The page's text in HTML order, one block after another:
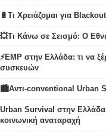
🔋Τι Χρειάζομαι για
💥Τι Κάνω σε Σεισμό: Ο
⚡EMP στην Ελλάδα: τι να
συσκευών
🏙️Αντι-conventional Urban
Urban Survival στην
κοινωνική αναταραχή